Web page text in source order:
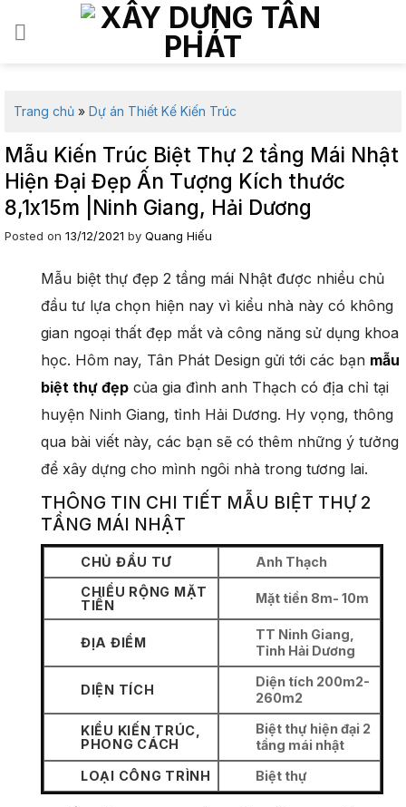
Trang chủ » Dự án Thiết Kế Kiến Trúc
Mẫu Kiến Trúc Biệt Thự 2 tầng Mái Nhật
Hiện Đại Đẹp Ấn Tượng Kích thước
8,1x15m |Ninh Giang, Hải Dương
Posted on 13/12/2021 by Quang Hiếu
Mẫu biệt thự đẹp 2 tầng mái Nhật được nhiều chủ
đầu tư lựa chọn hiện nay vì kiểu nhà này có không
gian ngoại thất đẹp mắt và công năng sử dụng khoa
học. Hôm nay, Tân Phát Design gửi tới các bạn mẫu
biệt thự đẹp của gia đình anh Thạch có địa chỉ tại
huyện Ninh Giang, tỉnh Hải Dương. Hy vọng, thông
qua bài viết này, các bạn sẽ có thêm những ý tưởng
để xây dựng cho mình ngôi nhà trong tương lai.
THÔNG TIN CHI TIẾT MẪU BIỆT THỰ 2
TẦNG MÁI NHẬT
CHỦ ĐẦU TƯ
Anh Thạch
CHIỀU RỘNG MẶT
TIỀN
Mặt tiền 8m- 10m
ĐỊA ĐIỂM
TT Ninh Giang,
Tỉnh Hải Dương
DIỆN TÍCH
Diện tích 200m2-
260m2
KIỂU KIẾN TRÚC,
PHONG CÁCH
Biệt thự hiện đại 2
tầng mái nhật
LOẠI CÔNG TRÌNH
Biệt thự